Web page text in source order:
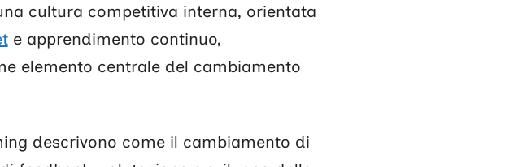
cultura competitiva interna, orientata
e apprendimento continuo,
elemento centrale del cambiamento
descrivono come il cambiamento di